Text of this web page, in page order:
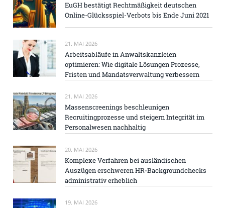
EuGH bestätigt Rechtmäßigkeit deutschen
Online-Glücksspiel-Verbots bis Ende Juni 2021
21. MAI 2026
Arbeitsabläufe in Anwaltskanzleien
optimieren: Wie digitale Lösungen Prozesse,
Fristen und Mandatsverwaltung verbessern
21. MAI 2026
Massenscreenings beschleunigen
Recruitingprozesse und steigern Integrität im
Personalwesen nachhaltig
20. MAI 2026
Komplexe Verfahren bei ausländischen
Auszügen erschweren HR-Backgroundchecks
administrativ erheblich
19. MAI 2026